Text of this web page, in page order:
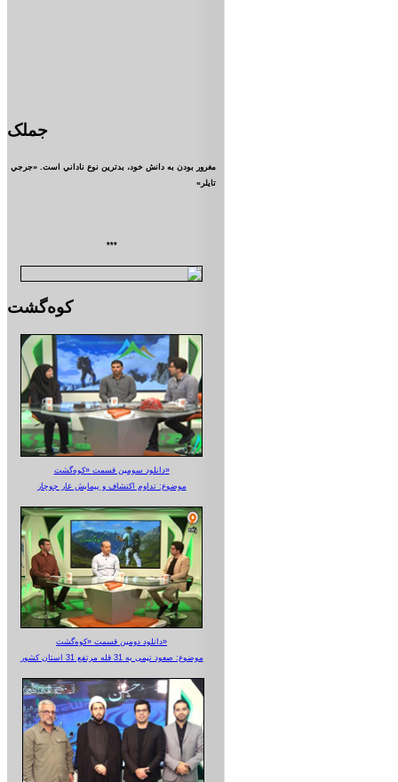
جملک
مغرور بودن به دانش خود، بدترين نوع ناداني است. «جرجي
تايلر»
***
کوه‌گشت
دانلود سومین قسمت «کوه‌گشت»
موضوع: تداوم اکتشاف و پیمایش غار جوجار
دانلود دومین قسمت «کوه‌گشت»
موضوع: صعود تیمی به 31 قله مرتفع 31 استان کشور